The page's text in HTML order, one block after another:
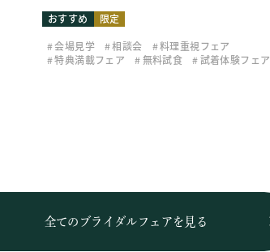
おすすめ
限定
会場見学
相談会
料理重視フェア
特典満載フェア
無料試食 試着体験フェア
全てのブライダルフェアを見る